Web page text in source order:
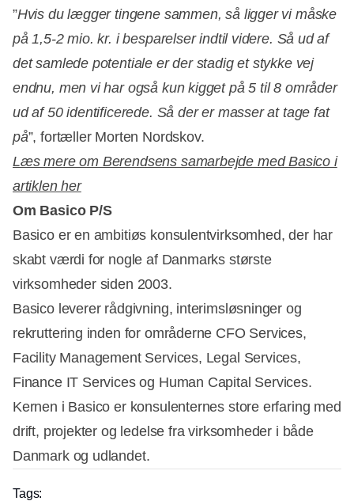
”Hvis du lægger tingene sammen, så ligger vi måske
på 1,5-2 mio. kr. i besparelser indtil videre. Så ud af
det samlede potentiale er der stadig et stykke vej
endnu, men vi har også kun kigget på 5 til 8 områder
ud af 50 identificerede. Så der er masser at tage fat
på”, fortæller Morten Nordskov.
Læs mere om Berendsens samarbejde med Basico i
artiklen her
Om Basico P/S
Basico er en ambitiøs konsulentvirksomhed, der har
skabt værdi for nogle af Danmarks største
virksomheder siden 2003.
Basico leverer rådgivning, interimsløsninger og
rekruttering inden for områderne CFO Services,
Facility Management Services, Legal Services,
Finance IT Services og Human Capital Services.
Kernen i Basico er konsulenternes store erfaring med
drift, projekter og ledelse fra virksomheder i både
Danmark og udlandet.
Tags: